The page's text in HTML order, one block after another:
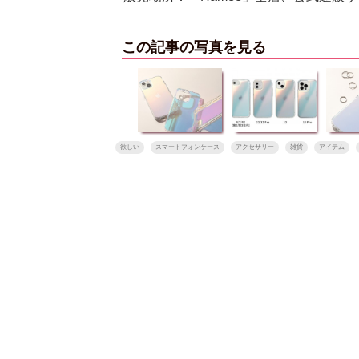
この記事の写真を見る
欲しい スマートフォンケース アクセサリー 雑貨 アイテム